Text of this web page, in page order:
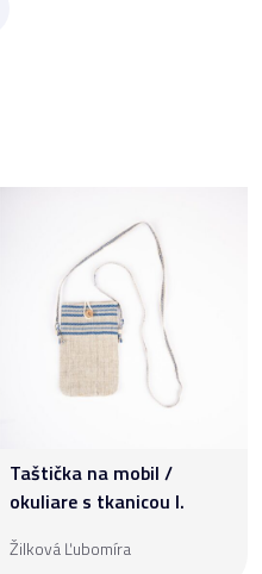
Taštička na mobil /
okuliare s tkanicou I.
Žilková Ľubomíra